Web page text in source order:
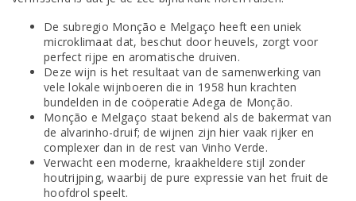
De subregio Monção e Melgaço heeft een uniek
microklimaat dat, beschut door heuvels, zorgt voor
perfect rijpe en aromatische druiven.
Deze wijn is het resultaat van de samenwerking van
vele lokale wijnboeren die in 1958 hun krachten
bundelden in de coöperatie Adega de Monção.
Monção e Melgaço staat bekend als de bakermat van
de alvarinho-druif; de wijnen zijn hier vaak rijker en
complexer dan in de rest van Vinho Verde.
Verwacht een moderne, kraakheldere stijl zonder
houtrijping, waarbij de pure expressie van het fruit de
hoofdrol speelt.